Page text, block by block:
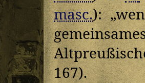
masc.):
167).